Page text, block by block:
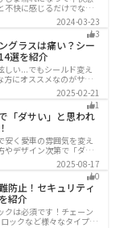
不快に感じるだけでなく
の原因にもなります。ブ
や汚れから防ぐことがで
対策にもなります。
2024-03-23
3
グラスは痛い？シー
選を紹介
しい...でもシールド変え
方にオススメなのがサン
け外しが自由で、眩しい
てからのファッションと
す。
2025-02-21
1
「ダサい」と思われ
安く愛車の雰囲気を変え
やデザイン次第で「ダサ
記事では失敗例や選び
すめ商品まで詳しく紹
をカッコよくドレスアッ
2025-08-17
0
防止！セキュリティ
紹介
クは必須です！チェーン
ックなど様々なタイプが